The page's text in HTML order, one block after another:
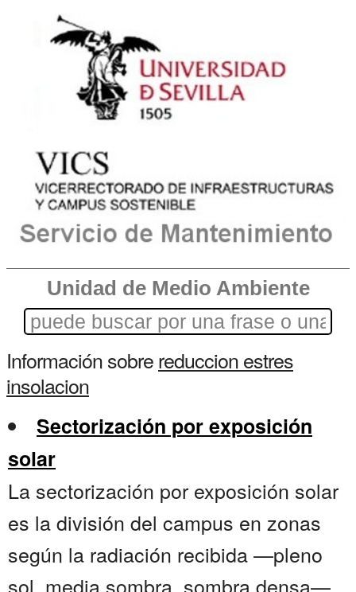
Unidad de Medio Ambiente
Información sobrereduccion estres
insolacion
Sectorización por exposición
solar
La sectorización por exposición solar
es la división del campus en zonas
según la radiación recibida —pleno
sol, media sombra, sombra densa—